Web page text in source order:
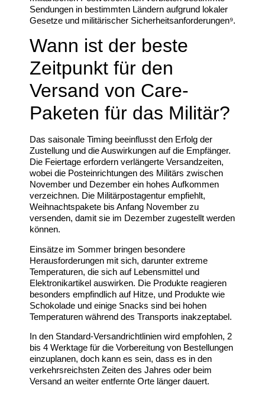
Sendungen in bestimmten Ländern aufgrund lokaler
Gesetze und militärischer Sicherheitsanforderungen⁹.
Wann ist der beste
Zeitpunkt für den
Versand von Care-
Paketen für das Militär?
Das saisonale Timing beeinflusst den Erfolg der
Zustellung und die Auswirkungen auf die Empfänger.
Die Feiertage erfordern verlängerte Versandzeiten,
wobei die Posteinrichtungen des Militärs zwischen
November und Dezember ein hohes Aufkommen
verzeichnen. Die Militärpostagentur empfiehlt,
Weihnachtspakete bis Anfang November zu
versenden, damit sie im Dezember zugestellt werden
können.
Einsätze im Sommer bringen besondere
Herausforderungen mit sich, darunter extreme
Temperaturen, die sich auf Lebensmittel und
Elektronikartikel auswirken. Die Produkte reagieren
besonders empfindlich auf Hitze, und Produkte wie
Schokolade und einige Snacks sind bei hohen
Temperaturen während des Transports inakzeptabel.
In den Standard-Versandrichtlinien wird empfohlen, 2
bis 4 Werktage für die Vorbereitung von Bestellungen
einzuplanen, doch kann es sein, dass es in den
verkehrsreichsten Zeiten des Jahres oder beim
Versand an weiter entfernte Orte länger dauert.